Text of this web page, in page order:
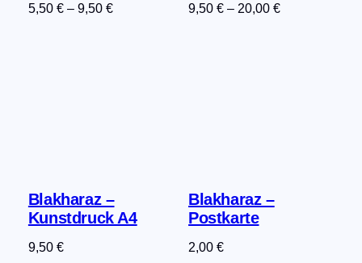
5,50 €– 9,50 € 9,50€ – 20,00€
Blakharaz –
Kunstdruck A4
9,50 €
Blakharaz –
Postkarte
2,00€